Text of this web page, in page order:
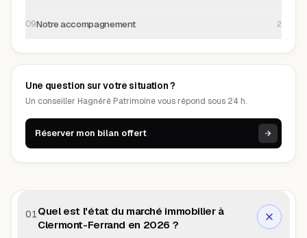
09Notre accompagnement 2
Une question sur votre situation ?
Un conseiller Hagnéré Patrimoine vous répond sous 24 h.
Réserver mon bilan offert
01Quel est l'état du marché immobilier à
Clermont-Ferrand en 2026 ?